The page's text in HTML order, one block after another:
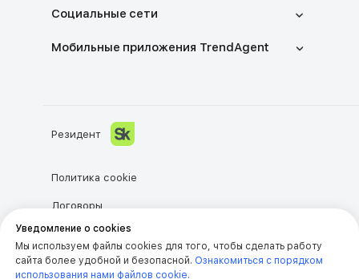
Социальные сети
Мобильные приложения TrendAgent
Политика cookie
Договоры
Пользовательское
соглашение
Персональные данные
Резидент
Уведомление о cookies
Мы используем файлы cookies для того, чтобы сделать работу
сайта более удобной и безопасной. Ознакомиться с порядком
использования нами файлов cookie.